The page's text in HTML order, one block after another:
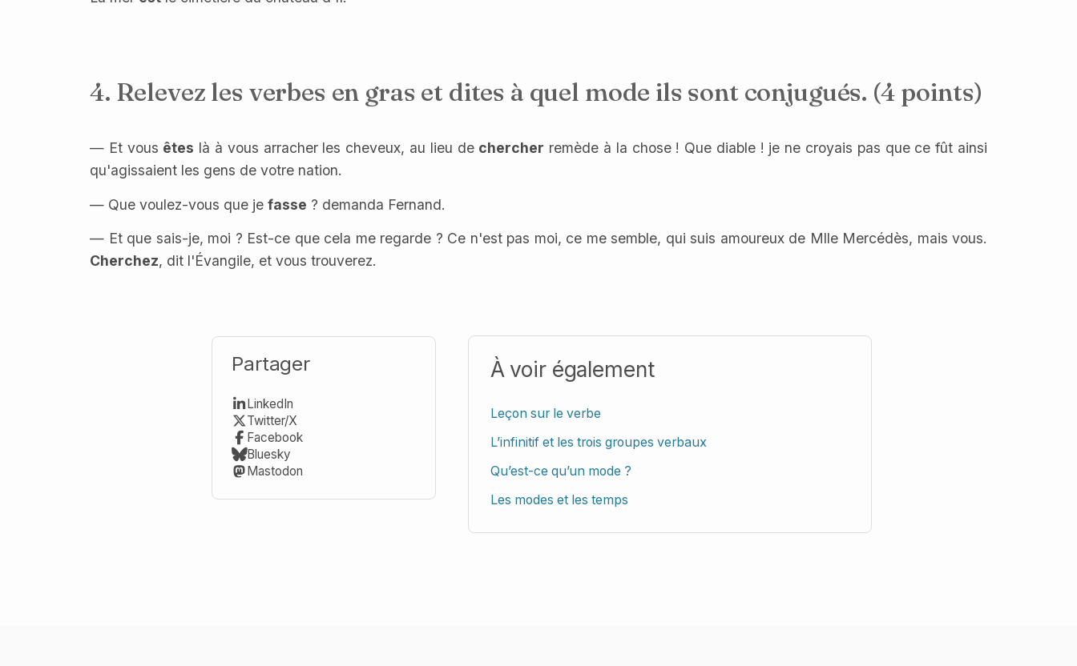
4. Relevez les verbes en gras et dites à quel mode ils sont conjugués. (4 points)
— Et vous êtes là à vous arracher les cheveux, au lieu de chercher remède à la chose ! Que diable ! je ne croyais pas que ce fût ainsi
qu'agissaient les gens de votre nation.
— Que voulez-vous que je fasse ? demanda Fernand.
— Et que sais-je, moi ? Est-ce que cela me regarde ? Ce n'est pas moi, ce me semble, qui suis amoureux de Mlle Mercédès, mais vous.
Cherchez, dit l'Évangile, et vous trouverez.
Partager
LinkedIn
Twitter/X
Facebook
Bluesky
Mastodon
À voir également
Leçon sur le verbe
L’infinitif et les trois groupes verbaux
Qu’est-ce qu’un mode ?
Les modes et les temps